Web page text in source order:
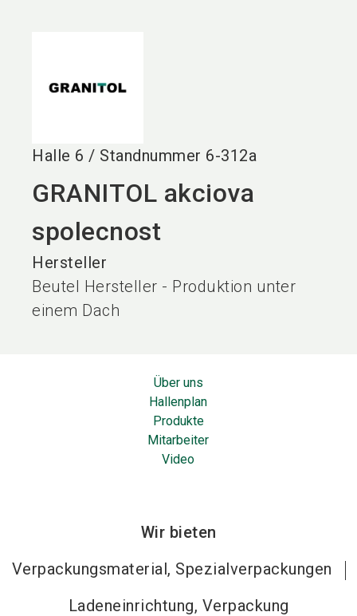
Halle 6 / Standnummer 6-312a
GRANITOL akciova
spolecnost
Hersteller
Beutel Hersteller - Produktion unter
einem Dach
Über uns
Hallenplan
Produkte
Mitarbeiter
Video
Wir bieten
Verpackungsmaterial, Spezialverpackungen
Ladeneinrichtung, Verpackung